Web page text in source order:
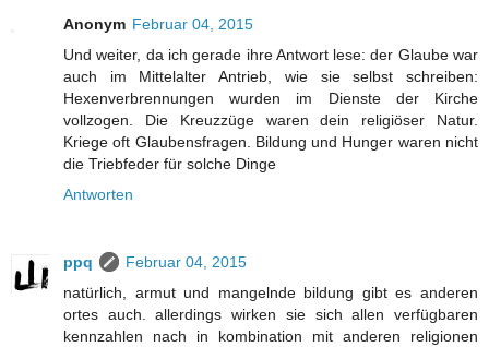
Anonym Februar 04, 2015
Und weiter, da ich gerade ihre Antwort lese: der Glaube war
auch im Mittelalter Antrieb, wie sie selbst schreiben:
Hexenverbrennungen wurden im Dienste der Kirche
vollzogen. Die Kreuzzüge waren dein religiöser Natur.
Kriege oft Glaubensfragen. Bildung und Hunger waren nicht
die Triebfeder für solche Dinge
Antworten
ppq
Februar 04, 2015
natürlich, armut und mangelnde bildung gibt es anderen
ortes auch. allerdings wirken sie sich allen verfügbaren
kennzahlen nach in kombination mit anderen religionen